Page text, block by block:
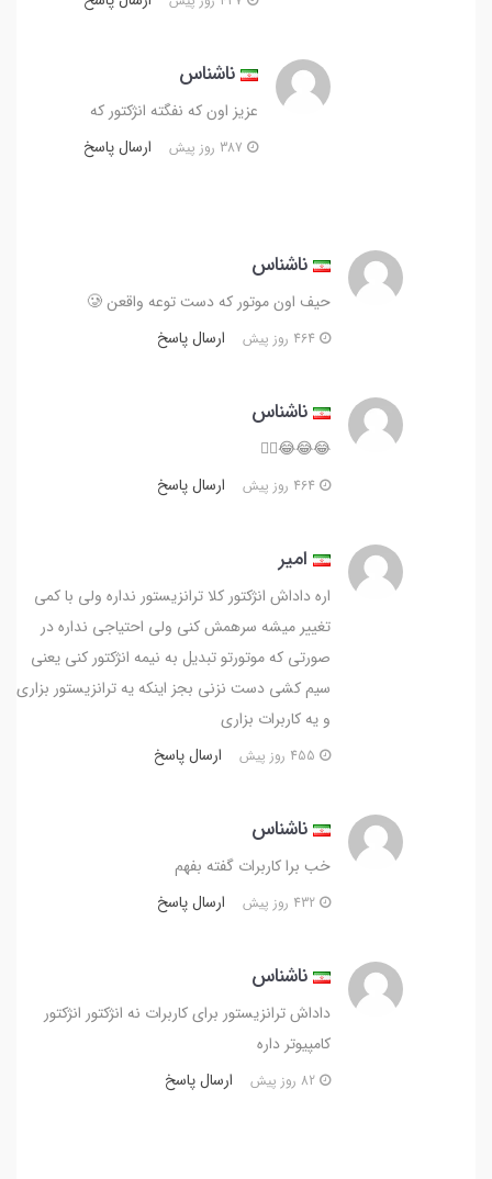
ناشناس
عزیز اون که نفگته انژکتور که
ارسال پاسخ
ناشناس
حیف اون موتور که دست توعه واقعن 🥲
ارسال پاسخ
ناشناس
😂😂😂👍🏻
ارسال پاسخ
امیر
اره داداش انژکتور کلا ترانزیستور نداره ولی با کمی
تغییر میشه سرهمش کنی ولی احتیاجی نداره در
صورتی که موتورتو تبدیل به نیمه انژکتور کنی یعنی
سیم کشی دست نزنی بجز اینکه یه ترانزیستور بزاری
و یه کاربرات بزاری
ارسال پاسخ
ناشناس
خب برا کاربرات گفته بفهم
ارسال پاسخ
ناشناس
داداش ترانزیستور برای کاربرات نه انژکتور انژکتور
کامپیوتر داره
ارسال پاسخ